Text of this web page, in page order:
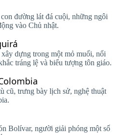
đường lát đá cuội, những ngôi
vào Chủ nhật.
dựng trong một mỏ muối, nổi
tráng lệ và biểu tượng tôn giáo.
cũ, trưng bày lịch sử, nghệ thuật
Bolívar, người giải phóng một số